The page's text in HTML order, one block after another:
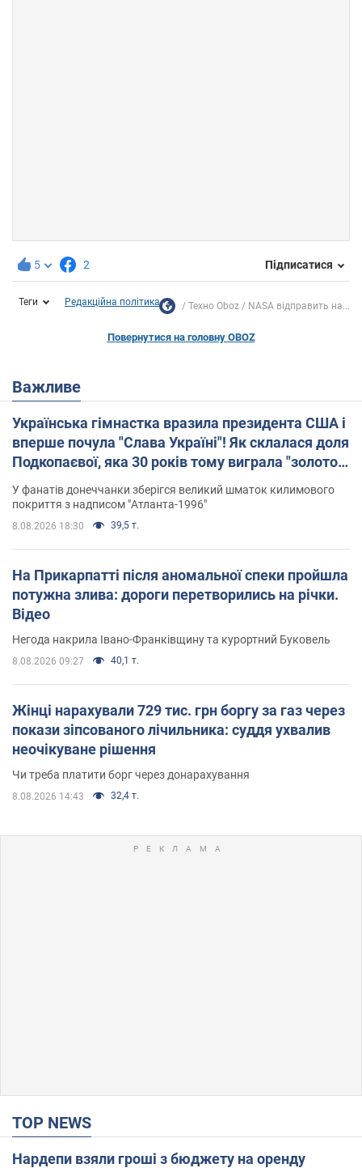
5 2 Підписатися
Теги Редакційна політика Техно Oboz NASA відправить на...
Повернутися на головну OBOZ
Важливе
Українська гімнастка вразила президента США і
вперше почула "Слава Україні"! Як склалася доля
Подкопаєвої, яка 30 років тому виграла "золото"
Олімпіади
У фанатів донеччанки зберігся великий шматок килимового
покриття з надписом "Атланта-1996"
8.08.2026 18:30 39,5 т.
На Прикарпатті після аномальної спеки пройшла
потужна злива: дороги перетворились на річки.
Відео
Негода накрила Івано-Франківщину та курортний Буковель
8.08.2026 09:27 40,1 т.
Жінці нарахували 729 тис. грн боргу за газ через
покази зіпсованого лічильника: суддя ухвалив
неочікуване рішення
Чи треба платити борг через донарахування
8.08.2026 14:43 32,4 т.
TOP NEWS
Нардепи взяли гроші з бюджету на оренду